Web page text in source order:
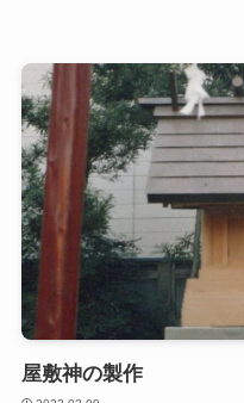
屋敷神の製作